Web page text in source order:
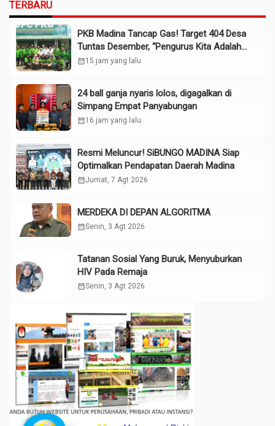
TERBARU
PKB Madina Tancap Gas! Target 404 Desa
Tuntas Desember, “Pengurus Kita Adalah
Tokoh”
calendar_month15 jam yang lalu
24 ball ganja nyaris lolos, digagalkan di
Simpang Empat Panyabungan
calendar_month16 jam yang lalu
Resmi Meluncur! SiBUNGO MADINA Siap
Optimalkan Pendapatan Daerah Madina
calendar_monthJumat, 7 Agt 2026
MERDEKA DI DEPAN ALGORITMA
calendar_monthSenin, 3 Agt 2026
Tatanan Sosial Yang Buruk, Menyuburkan
HIV Pada Remaja
calendar_monthSenin, 3 Agt 2026